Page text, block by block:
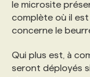
le microsite
complète où il
concerne le
Qui plus est, à
seront déployés